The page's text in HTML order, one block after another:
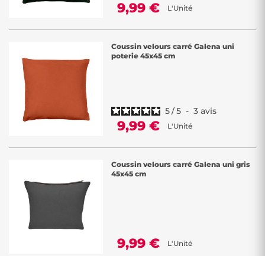
9,99 € L'Unité
Coussin velours carré Galena uni
poterie 45x45 cm
5/5 - 3 avis
9,99 € L'Unité
Coussin velours carré Galena uni gris
45x45 cm
9,99 € L'Unité